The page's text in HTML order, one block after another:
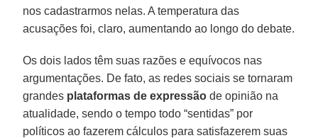
nos cadastrarmos nelas. A temperatura das
acusações foi, claro, aumentando ao longo do debate.
Os dois lados têm suas razões e equívocos nas
argumentações. De fato, as redes sociais se tornaram
grandes plataformas de expressão de opinião na
atualidade, sendo o tempo todo “sentidas” por
políticos ao fazerem cálculos para satisfazerem suas